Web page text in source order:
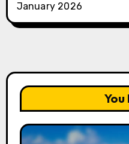
January 2026
You